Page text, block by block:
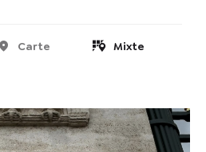
Carte Mixte